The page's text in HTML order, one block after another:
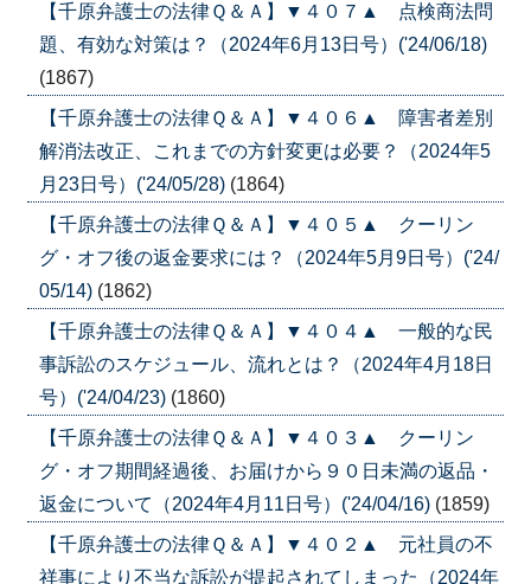
【千原弁護士の法律Ｑ＆Ａ】▼４０７▲ 点検商法問
題、有効な対策は？（2024年6月13日号）('24/06/18)
(1867)
【千原弁護士の法律Ｑ＆Ａ】▼４０６▲ 障害者差別
解消法改正、これまでの方針変更は必要？（2024年5
月23日号）('24/05/28) (1864)
【千原弁護士の法律Ｑ＆Ａ】▼４０５▲ クーリン
グ・オフ後の返金要求には？（2024年5月9日号）('24/
05/14) (1862)
【千原弁護士の法律Ｑ＆Ａ】▼４０４▲ 一般的な民
事訴訟のスケジュール、流れとは？（2024年4月18日
号）('24/04/23) (1860)
【千原弁護士の法律Ｑ＆Ａ】▼４０３▲ クーリン
グ・オフ期間経過後、お届けから９０日未満の返品・
返金について（2024年4月11日号）('24/04/16) (1859)
【千原弁護士の法律Ｑ＆Ａ】▼４０２▲ 元社員の不
祥事により不当な訴訟が提起されてしまった（2024年